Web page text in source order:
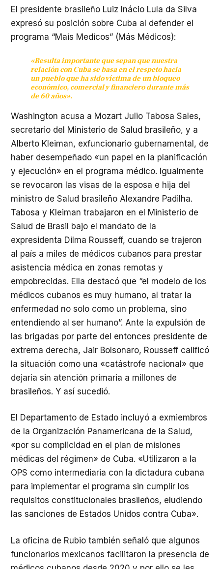
El presidente brasileño Luiz Inácio Lula da Silva
expresó su posición sobre Cuba al defender el
programa “Mais Medicos” (Más Médicos):
«Resulta importante que sepan que nuestra
relación con Cuba se basa en el respeto hacia
un pueblo que ha sido víctima de un bloqueo
económico, comercial y financiero durante más
de 60 años».
Washington acusa a Mozart Julio Tabosa Sales,
secretario del Ministerio de Salud brasileño, y a
Alberto Kleiman, exfuncionario gubernamental, de
haber desempeñado «un papel en la planificación
y ejecución» en el programa médico. Igualmente
se revocaron las visas de la esposa e hija del
ministro de Salud brasileño Alexandre Padilha.
Tabosa y Kleiman trabajaron en el Ministerio de
Salud de Brasil bajo el mandato de la
expresidenta Dilma Rousseff, cuando se trajeron
al país a miles de médicos cubanos para prestar
asistencia médica en zonas remotas y
empobrecidas. Ella destacó que “el modelo de los
médicos cubanos es muy humano, al tratar la
enfermedad no solo como un problema, sino
entendiendo al ser humano”. Ante la expulsión de
las brigadas por parte del entonces presidente de
extrema derecha, Jair Bolsonaro, Rousseff calificó
la situación como una «catástrofe nacional» que
dejaría sin atención primaria a millones de
brasileños. Y así sucedió.
El Departamento de Estado incluyó a exmiembros
de la Organización Panamericana de la Salud,
«por su complicidad en el plan de misiones
médicas del régimen» de Cuba. «Utilizaron a la
OPS como intermediaria con la dictadura cubana
para implementar el programa sin cumplir los
requisitos constitucionales brasileños, eludiendo
las sanciones de Estados Unidos contra Cuba».
La oficina de Rubio también señaló que algunos
funcionarios mexicanos facilitaron la presencia de